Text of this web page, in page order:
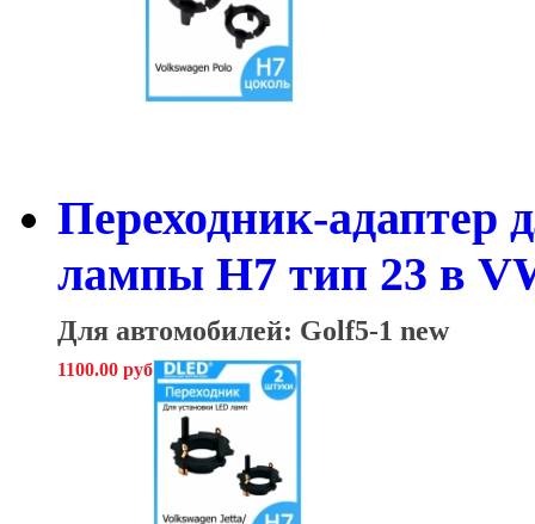
Переходник-адаптер
лампы H7 тип 23 в
Для автомобилей: Golf5-1 new
1100.00 руб